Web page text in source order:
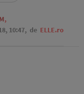
,
10:47, de ELLE.ro